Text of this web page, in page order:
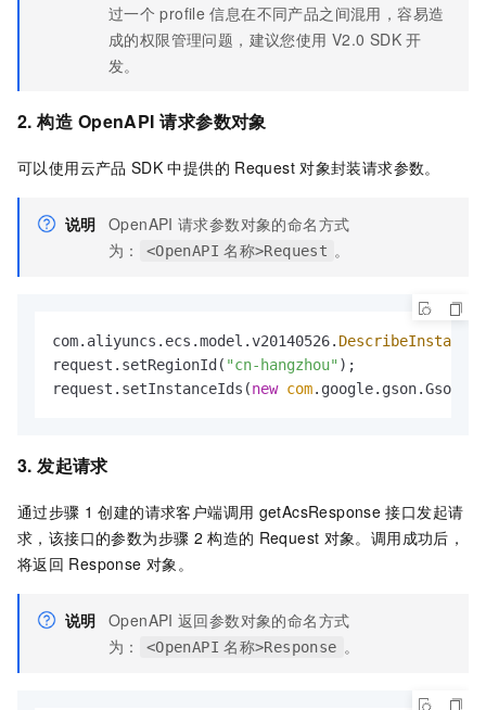
过一个 profile 信息在不同产品之间混用，容易造
成的权限管理问题，建议您使用 V2.0 SDK 开
发。
2. 构造 OpenAPI 请求参数对象
可以使用云产品 SDK 中提供的 Request 对象封装请求参数。
说明 OpenAPI 请求参数对象的命名方式
为：
<OpenAPI 名称>Request 。
com.aliyuncs.ecs.model.v20140526.
request.setRegionId( "cn-hangzhou" );
request.setInstanceIds(new com
3. 发起请求
通过步骤 1 创建的请求客户端调用 getAcsResponse 接口发起请
求，该接口的参数为步骤 2 构造的 Request 对象。调用成功后，
将返回 Response 对象。
说明 OpenAPI 返回参数对象的命名方式
为：
<OpenAPI 名称>Response 。